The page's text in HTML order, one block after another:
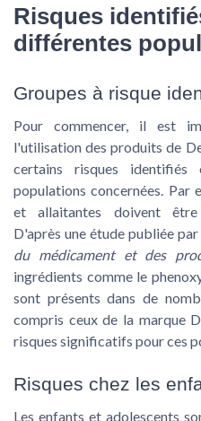
Risques
différentes
Groupes à risque
Pour commencer, il est
l'utilisation des produits de
certains risques
populations concernées. Par
et allaitantes doivent être
D'après une étude publiée
du médicament et des
ingrédients comme le
sont présents dans de
compris ceux de la marque
risques significatifs pour ces
Risques chez les
Les enfants et adolescents